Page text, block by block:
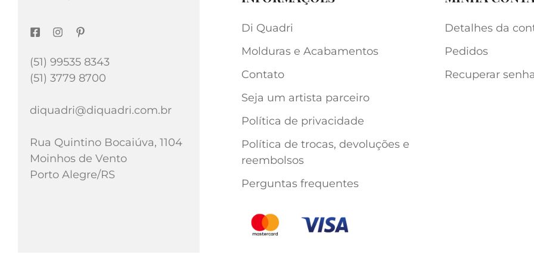
(51) 99535 8343
(51) 3779 8700
diquadri@diquadri.com.br
Rua Quintino Bocaiúva, 1104
Moinhos de Vento
Porto Alegre/RS
Di Quadri
Molduras e Acabamentos
Contato
Seja um artista parceiro
Política de privacidade
Política de trocas, devoluções e
reembolsos
Perguntas frequentes
Detalhes da
Pedidos
Recuperar